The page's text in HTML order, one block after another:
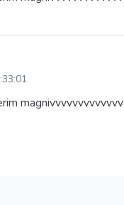
magnivvvvvvvvvvvvv